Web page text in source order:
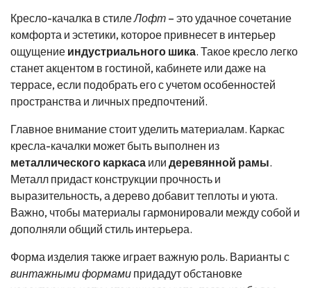
Кресло-качалка в стилеЛофт – это удачное сочетание
комфорта и эстетики, которое привнесет в интерьер
ощущение индустриального шика. Такое кресло легко
станет акцентом в гостиной, кабинете или даже на
террасе, если подобрать его с учетом особенностей
пространства и личных предпочтений.
Главное внимание стоит уделить материалам. Каркас
кресла-качалки может быть выполнен из
металлического каркаса или деревянной рамы.
Металл придаст конструкции прочность и
выразительность, а дерево добавит теплоты и уюта.
Важно, чтобы материалы гармонировали между собой и
дополняли общий стиль интерьера.
Форма изделия также играет важную роль. Варианты с
винтажными формами придадут обстановке